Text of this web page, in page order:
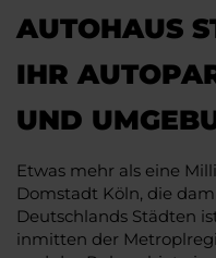
AUTOHAUS
IHR
UND
Etwas mehr als eine
Domstadt Köln, die
Deutschlands Städten
inmitten der